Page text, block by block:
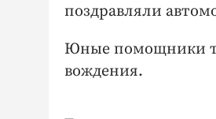
поздравляли
Юные помощники
вождения.